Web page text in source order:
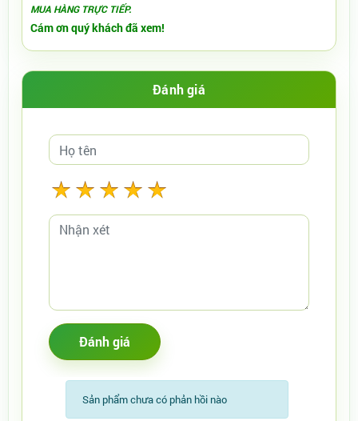
MUA HÀNG TRỰC TIẾP.
Cám ơn quý khách đã xem!
Đánh giá
Sản phẩm chưa có phản hồi nào